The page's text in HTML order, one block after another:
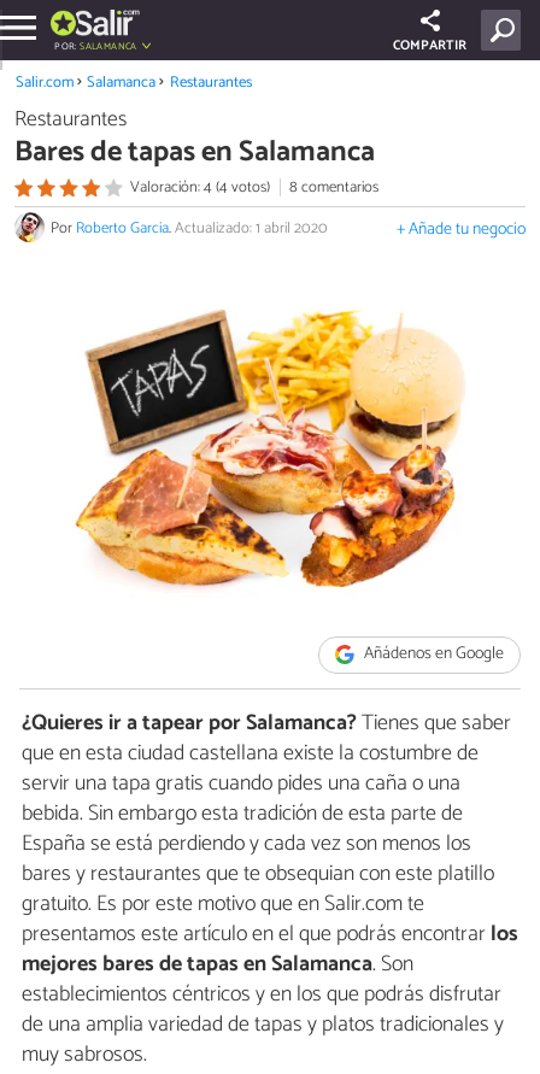
POR:SALAMANCA COMPARTIR
Salir.com Salamanca Restaurantes
Restaurantes
Bares de tapas en Salamanca
Valoración: 4 (4 votos)
8 comentarios
PorRoberto Garcia.Actualizado: 1 abril 2020 + Añade tu negocio
Añádenos en Google
¿Quieres ir a tapear por Salamanca?Tienes que saber
que en esta ciudad castellana existe la costumbre de
servir una tapa gratis cuando pides una caña o una
bebida. Sin embargo esta tradición de esta parte de
España se está perdiendo y cada vez son menos los
bares y restaurantes que te obsequian con este platillo
gratuito. Es por este motivo que en Salir.com te
presentamos este artículo en el que podrás encontrarlos
mejores bares de tapas en Salamanca. Son
establecimientos céntricos y en los que podrás disfrutar
de una amplia variedad de tapas y platos tradicionales y
muy sabrosos.